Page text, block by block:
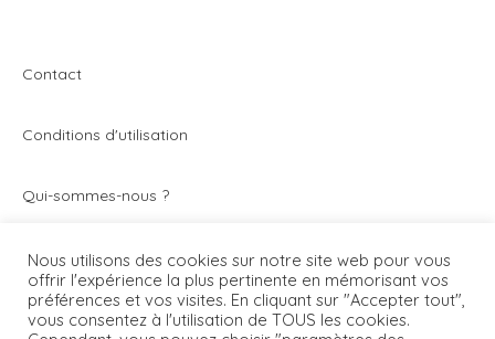
Contact
Conditions d'utilisation
Qui-sommes-nous ?
Vivez toute l’actualité du secteur de la montre et de
l’horlogerie avec Montrezine.com. Le blog - magazine
généraliste qui parle de toutes les montres.
Nous utilisons des cookies sur notre site web pour vous
offrir l'expérience la plus pertinente en mémorisant vos
préférences et vos visites. En cliquant sur "Accepter tout",
vous consentez à l'utilisation de TOUS les cookies.